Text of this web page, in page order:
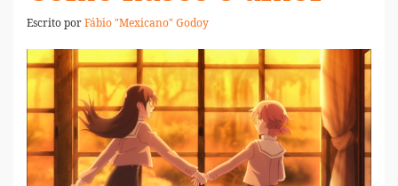
Escrito porFábio "Mexicano" Godoy